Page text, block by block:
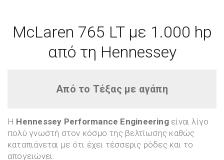
McLaren 765 LT με 1.000 hp
από τη Hennessey
Από το Τέξας με αγάπη
H Hennessey Performance Engineeringείναι λίγο
πολύ γνωστή στον κόσμο της βελτίωσης καθώς
καταπιάνεται με ότι έχει τέσσερις ρόδες και το
απογειώνει.